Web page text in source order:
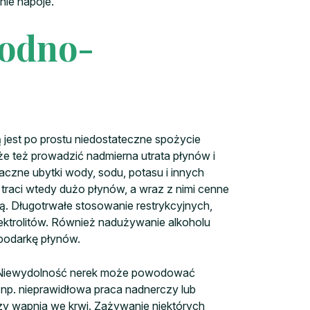
po prostu niedostateczne spożycie
też prowadzić nadmierna utrata płynów i
ubytki wody, sodu, potasu i innych
wtedy dużo płynów, a wraz z nimi cenne
Długotrwałe stosowanie restrykcyjnych,
Również nadużywanie alkoholu
płynów.
nerek może powodować
nieprawidłowa praca nadnerczy lub
wapnia we krwi. Zażywanie niektórych